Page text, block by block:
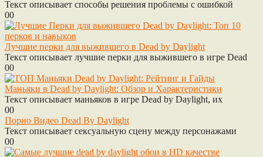
Текст описывает способы решения проблемы с ошибкой
00
Лучшие перки для выжившего в Dead by Daylight
Текст описывает лучшие перки для выжившего в игре Dead
00
Маньяки в Dead by Daylight: Обзор и Характеристики
Текст описывает маньяков в игре Dead by Daylight, их
00
Порно Видео Dead By Daylight
Текст описывает сексуальную сцену между персонажами
00